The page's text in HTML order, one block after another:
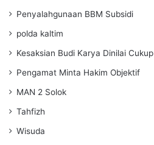
Penyalahgunaan BBM Subsidi
polda kaltim
Kesaksian Budi Karya Dinilai Cukup
Pengamat Minta Hakim Objektif
MAN 2 Solok
Tahfizh
Wisuda